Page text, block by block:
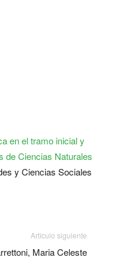
en el tramo inicial y
de Ciencias Naturales
y Ciencias Sociales
Artículo siguiente
Maria Celeste